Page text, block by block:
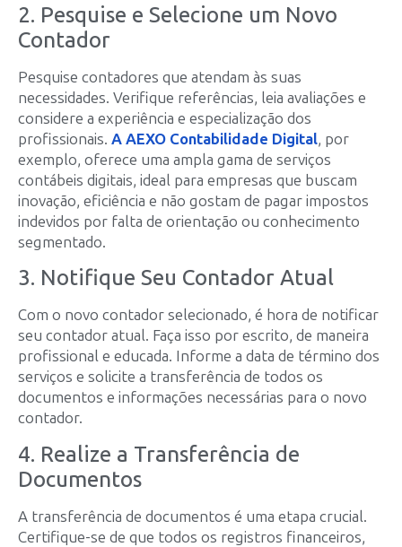
2. Pesquise e Selecione um Novo
Contador
Pesquise contadores que atendam às suas
necessidades. Verifique referências, leia avaliações e
considere a experiência e especialização dos
profissionais. A AEXO Contabilidade Digital, por
exemplo, oferece uma ampla gama de serviços
contábeis digitais, ideal para empresas que buscam
inovação, eficiência e não gostam de pagar impostos
indevidos por falta de orientação ou conhecimento
segmentado.
3. Notifique Seu Contador Atual
Com o novo contador selecionado, é hora de notificar
seu contador atual. Faça isso por escrito, de maneira
profissional e educada. Informe a data de término dos
serviços e solicite a transferência de todos os
documentos e informações necessárias para o novo
contador.
4. Realize a Transferência de
Documentos
A transferência de documentos é uma etapa crucial.
Certifique-se de que todos os registros financeiros,